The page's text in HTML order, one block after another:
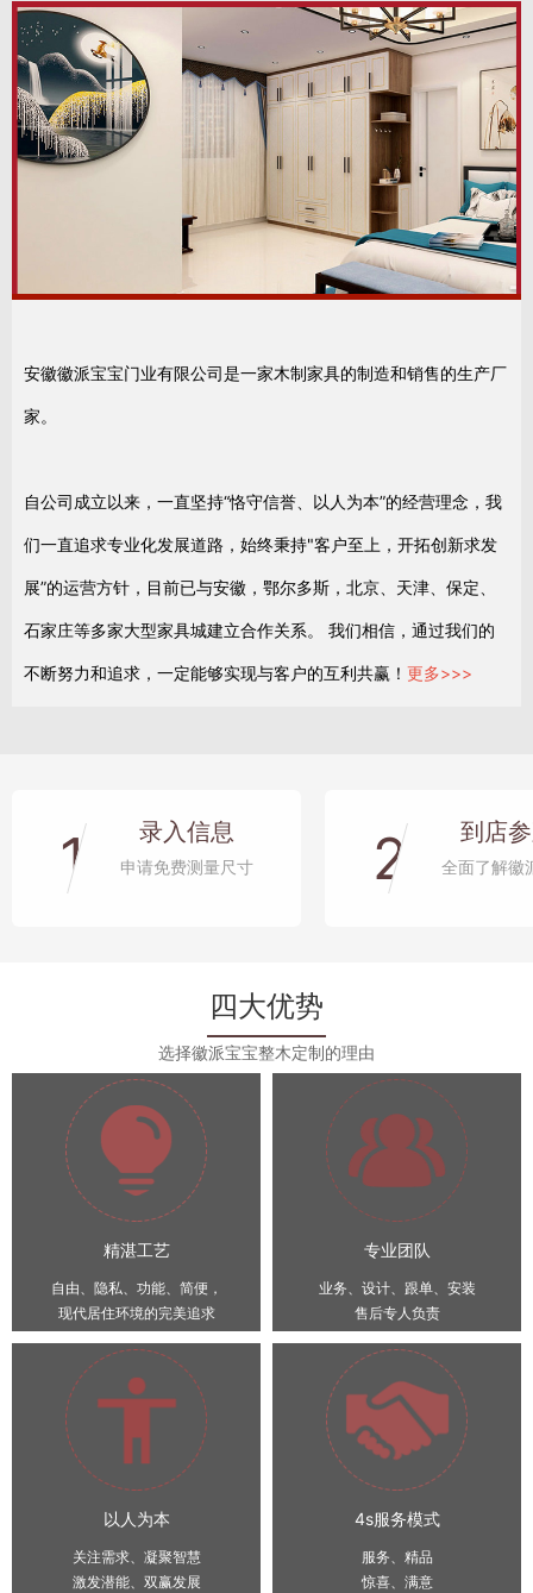
安徽徽派宝宝门业有限公司是一家木制家具的制造和销售的生产厂
家。
自公司成立以来，一直坚持“恪守信誉、以人为本”的经营理念，我
们一直追求专业化发展道路，始终秉持"客户至上，开拓创新求发
展”的运营方针，目前已与安徽，鄂尔多斯，北京、天津、保定、
石家庄等多家大型家具城建立合作关系。 我们相信，通过我们的
不断努力和追求，一定能够实现与客户的互利共赢！ 更多>>>
1 录入信息
申请免费测量尺寸 2 到店
全面了解徽
四大优势
选择徽派宝宝整木定制的理由
精湛工艺
自由、隐私、功能、简便，
现代居住环境的完美追求
专业团队
业务、设计、跟单、安装
售后专人负责
以人为本
关注需求、凝聚智慧
激发潜能、双赢发展
4s服务模式
服务、精品
惊喜、满意